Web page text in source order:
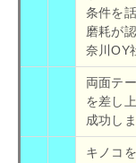
条件を
磨耗が
奈川OY
両面テ
を差し
成功し
キノコ